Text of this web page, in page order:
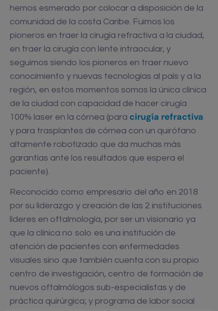
hemos esmerado por colocar a disposición de la
comunidad de la costa Caribe. Fuimos los
pioneros en traer la cirugía refractiva a la ciudad,
en traer la cirugía con lente intraocular, y
seguimos siendo los pioneros en traer nuevo
conocimiento y nuevas tecnologías al país y a la
región, en estos momentos somos la única clínica
de la ciudad con capacidad de hacer cirugía
100% laser en la córnea (para cirugía refractiva
y para trasplantes de córnea con un quirófano
altamente robotizado que da muchas más
garantías ante los resultados que espera el
paciente).
Reconocido como empresario del año en 2018
por su liderazgo y creación de las 2 instituciones
líderes en oftalmología, por ser un visionario ya
que la clínica no solo es una institución de
atención de pacientes con enfermedades
visuales sino que también cuenta con su propio
centro de investigación, centro de formación de
nuevos oftalmólogos sub-especialistas y de
práctica quirúrgica; y programa de labor social